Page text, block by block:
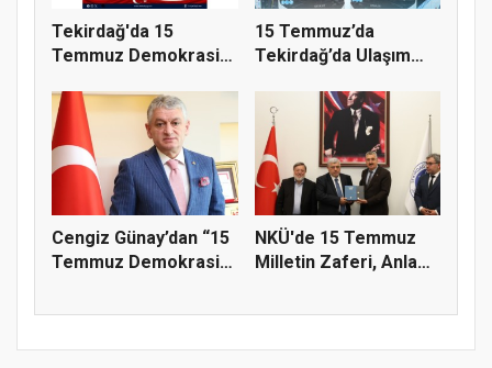
Tekirdağ'da 15
Temmuz Demokrasi
15 Temmuz’da
Tekirdağ’da Ulaşım
Cengiz Günay’dan “15
Temmuz Demokrasi
NKÜ'de 15 Temmuz
Milletin Zaferi, Anlam